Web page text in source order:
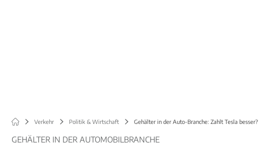
Verkehr Politik & Wirtschaft Gehälter in der Auto-Branche: Zahlt Tesla besser?
GEHÄLTER IN DER AUTOMOBILBRANCHE